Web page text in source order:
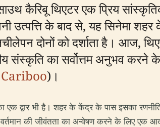
कैरिबू थिएटर एक प्रिय
के बाद से, यह सिनेमा
दोनों को दर्शाता है। आज,
संस्कृति का सर्वोत्तम अनुभव करने
)।
एक द्वार भी है। शहर के केंद्र के पास इसका
की जीवंतता का अन्वेषण करने के लिए एक